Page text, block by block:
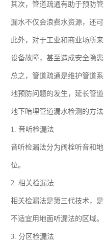
其次，管道疏通有助于预防
漏水不仅会浪费水资源，还
此外，对于工业和商业场所
设备故障，甚至造成安全隐
总之，管道疏通是维护管道
地预防问题的发生，延长管
地下暗埋管道漏水检测的方法
1. 音听检漏法
音听检漏法分为阀栓听音和
位。
2. 相关检漏法
相关检漏法是第三代技术，
不适宜用地面听漏法的区域
3. 分区检漏法